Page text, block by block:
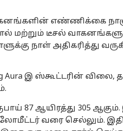
எண்ணிக்கை
மற்றும் டீசல்
நாள் அதிகரித்து
Aura இ ஸ்கூட்டரின்
87 ஆயிரத்து 305
வரை செல்லும்.